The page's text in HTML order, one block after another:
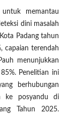
memantau
dini masalah
Padang tahun
capaian terendah
menunjukkan
Penelitian ini
berhubungan
ke posyandu di
Tahun 2025.